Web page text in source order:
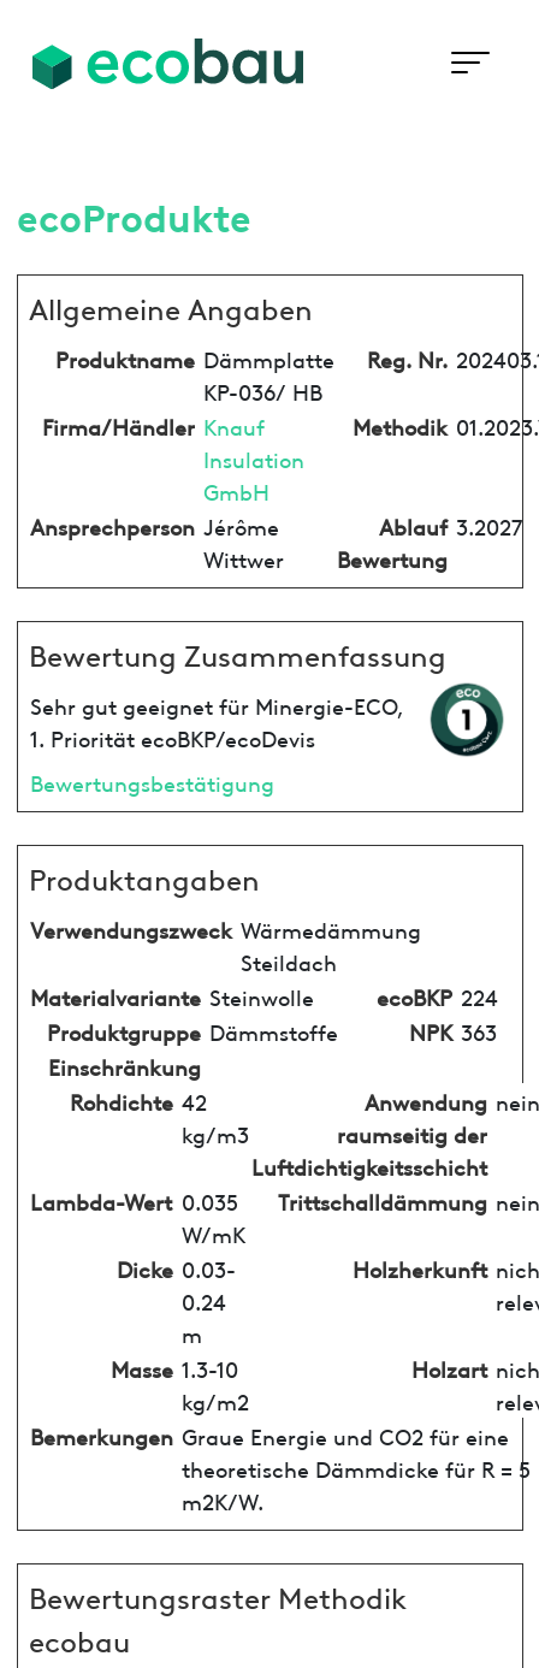
ecoProdukte
Allgemeine Angaben
Produktname Dämmplatte
KP-036/ HB
Reg. Nr.
Firma/Händler Knauf
Insulation
GmbH
Methodik
Ansprechperson Jérôme
Wittwer
Ablauf
Bewertung
3.2027
Bewertung Zusammenfassung
Sehr gut geeignet für Minergie-ECO,
1. Priorität ecoBKP/ecoDevis
Bewertungsbestätigung
Produktangaben
Verwendungszweck Wärmedämmung
Steildach
Materialvariante Steinwolle ecoBKP 224
Produktgruppe Dämmstoffe NPK 363
Einschränkung
Rohdichte 42
kg/m3
Anwendung
raumseitig der
Luftdichtigkeitsschicht
nein
Lambda-Wert 0.035
W/mK
Trittschalldämmung nein
Dicke 0.03-
0.24
m
Holzherkunft
Masse 1.3-10
kg/m2
Holzart
Bemerkungen Graue Energie und CO2 für eine
theoretische Dämmdicke für R = 5
m2K/W.
Bewertungsraster Methodik
ecobau